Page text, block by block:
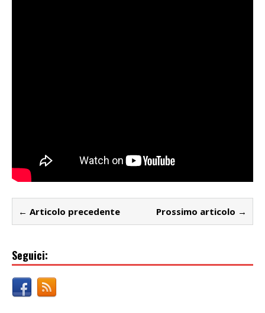
← Articolo precedente Prossimo articolo →
Seguici: